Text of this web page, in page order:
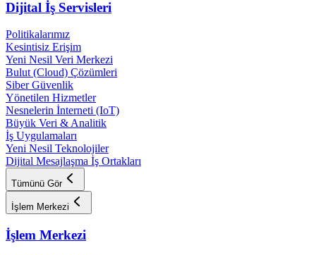
Dijital İş Servisleri
Politikalarımız
Kesintisiz Erişim
Yeni Nesil Veri Merkezi
Bulut (Cloud) Çözümleri
Siber Güvenlik
Yönetilen Hizmetler
Nesnelerin İnterneti (IoT)
Büyük Veri & Analitik
İş Uygulamaları
Yeni Nesil Teknolojiler
Dijital Mesajlaşma İş Ortakları
Tümünü Gör
İşlem Merkezi
İşlem Merkezi